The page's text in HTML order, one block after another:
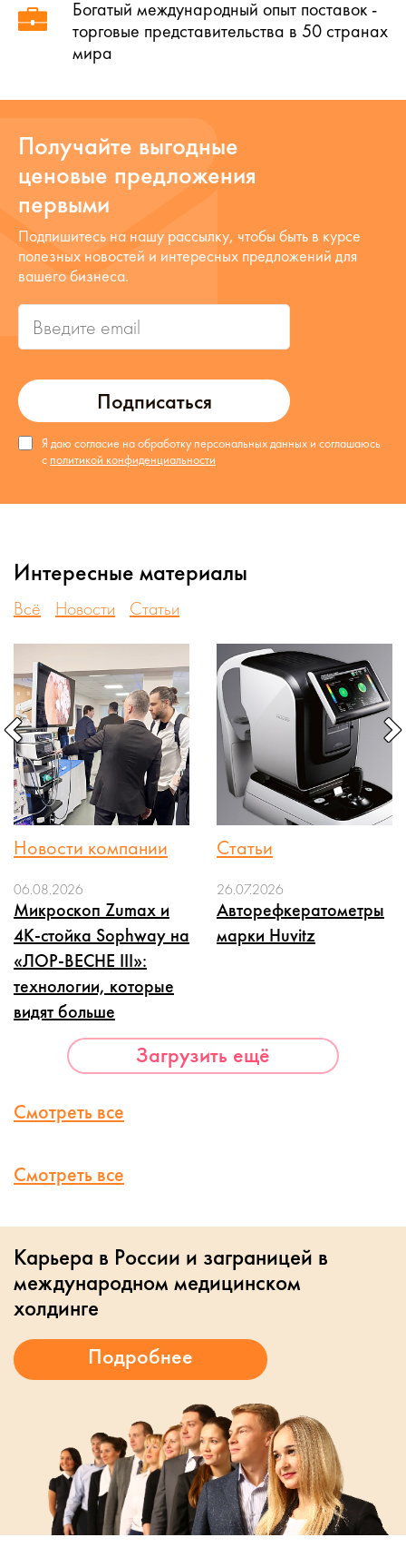
Богатый международный опыт поставок -
торговые представительства в 50 странах
мира
Получайте выгодные
ценовые предложения
первыми
Подписаться
Я даю согласие на обработку персональных данных и соглашаюсь
с политикой конфиденциальности
Подпишитесь на нашу рассылку, чтобы быть в курсе
полезных новостей и интересных предложений для
вашего бизнеса.
Интересные материалы
Всё Новости Статьи
Новости компании
06.08.2026
Микроскоп Zumax и
4K-стойка Sophway на
«ЛОР-ВЕСНЕ III»:
технологии, которые
видят больше
Статьи
26.07.2026
Авторефкератометры
марки Huvitz
Загрузить ещё
Смотреть все
Смотреть все
Карьера в России и заграницей в
международном медицинском
холдинге